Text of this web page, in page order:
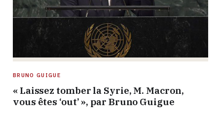
BRUNO GUIGUE
« Laissez tomber la Syrie, M. Macron,
vous êtes ‘out’ », par Bruno Guigue